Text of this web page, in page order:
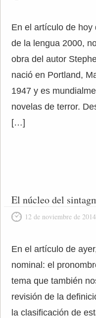
En el artículo de
de la lengua 2000,
obra del autor
nació en Portland,
1947 y es
novelas de terror.
[…]
El núcleo del
12 de noviembre de 2014
En el artículo de
nominal: el
tema que también
revisión de la
la clasificación de